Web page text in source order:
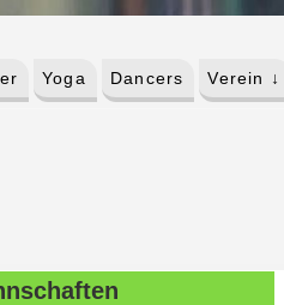
Yoga Dancers Verein ↓